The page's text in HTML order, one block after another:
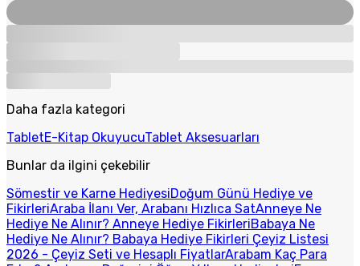
Daha fazla kategori
TabletE-Kitap OkuyucuTablet Aksesuarları
Bunlar da ilgini çekebilir
Sömestir ve Karne HediyesiDoğum Günü Hediye ve
FikirleriAraba İlanı Ver, Arabanı Hızlıca SatAnneye Ne
Hediye Ne Alınır? Anneye Hediye FikirleriBabaya Ne
Hediye Ne Alınır? Babaya Hediye Fikirleri Çeyiz Listesi
2026 - Çeyiz Seti ve Hesaplı FiyatlarArabam Kaç Para